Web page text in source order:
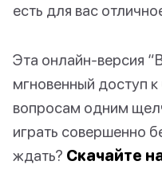
есть для вас
Эта онлайн-версия
мгновенный доступ
вопросам одним
играть совершенно
ждать? Скачайте